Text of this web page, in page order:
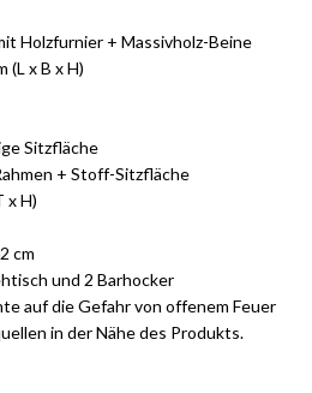
Holzfurnier + Massivholz-Beine
(L x B x H)
Sitzfläche
+ Stoff-Sitzfläche
x H)
cm
und 2 Barhocker
auf die Gefahr von offenem Feuer
in der Nähe des Produkts.